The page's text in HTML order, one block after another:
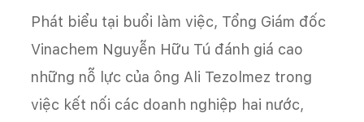
Phát biểu tại buổi làm việc, Tổng Giám đốc
Vinachem Nguyễn Hữu Tú đánh giá cao
những nỗ lực của ông Ali Tezolmez trong
việc kết nối các doanh nghiệp hai nước,